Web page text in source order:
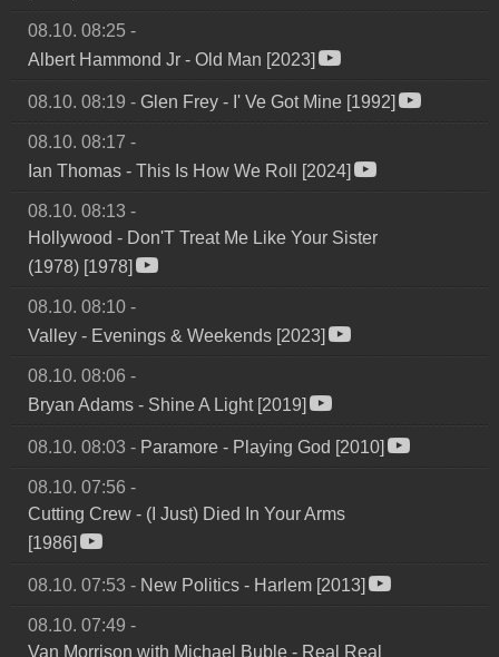
08.10. 08:25 -
Albert Hammond Jr - Old Man [2023]
08.10. 08:19 - Glen Frey - I' Ve Got Mine [1992]
08.10. 08:17 -
Ian Thomas - This Is How We Roll [2024]
08.10. 08:13 -
Hollywood - Don'T Treat Me Like Your Sister
(1978) [1978]
08.10. 08:10 -
Valley - Evenings & Weekends [2023]
08.10. 08:06 -
Bryan Adams - Shine A Light [2019]
08.10. 08:03 - Paramore - Playing God [2010]
08.10. 07:56 -
Cutting Crew - (I Just) Died In Your Arms
[1986]
08.10. 07:53 - New Politics - Harlem [2013]
08.10. 07:49 -
Van Morrison with Michael Buble - Real Real